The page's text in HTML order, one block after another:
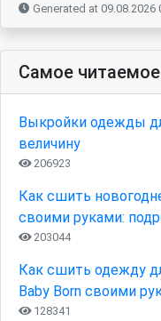
Generated at 09.08.2026
Самое читаемое
Выкройки одежды
величину
206923
Как сшить
своими руками:
203044
Как сшить одежду
Baby Born своими
128341